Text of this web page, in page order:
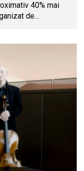
40% mai
de…